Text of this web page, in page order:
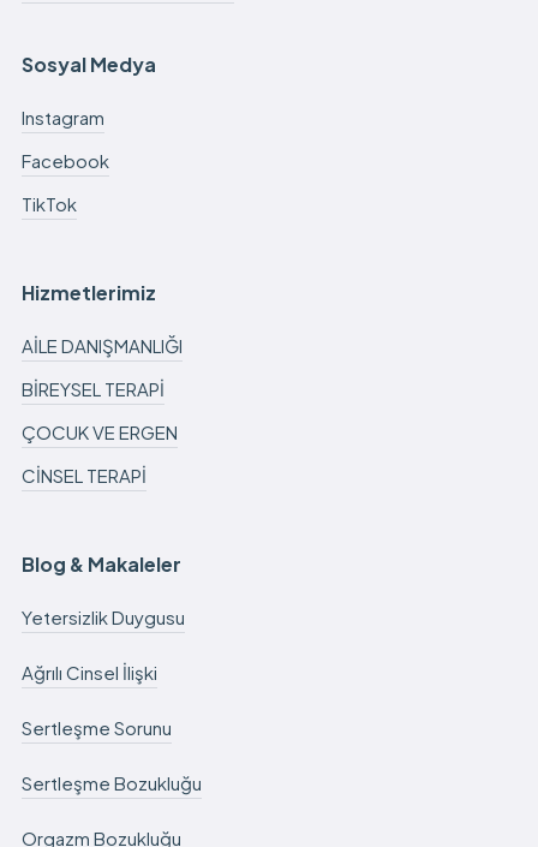
Sosyal Medya
Instagram
Facebook
TikTok
Hizmetlerimiz
AİLE DANIŞMANLIĞI
BİREYSEL TERAPİ
ÇOCUK VE ERGEN
CİNSEL TERAPİ
Blog & Makaleler
Yetersizlik Duygusu
Ağrılı Cinsel İlişki
Sertleşme Sorunu
Sertleşme Bozukluğu
Orgazm Bozukluğu